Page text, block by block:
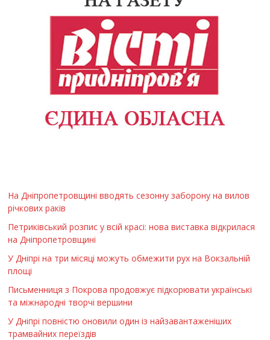
На Дніпропетровщині вводять сезонну заборону на вилов
річкових раків
Петриківський розпис у всій красі: нова виставка відкрилася
на Дніпропетровщині
У Дніпрі на три місяці можуть обмежити рух на Вокзальній
площі
Письменниця з Покрова продовжує підкорювати українські
та міжнародні творчі вершини
У Дніпрі повністю оновили один із найзавантаженіших
трамвайних переїздів